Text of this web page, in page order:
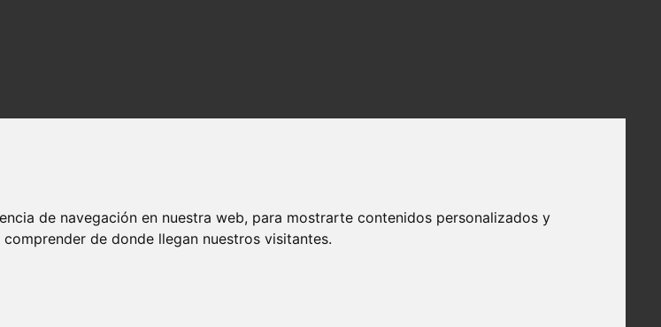
de navegación en nuestra web, para mostrarte contenidos personalizados y
de donde llegan nuestros visitantes.